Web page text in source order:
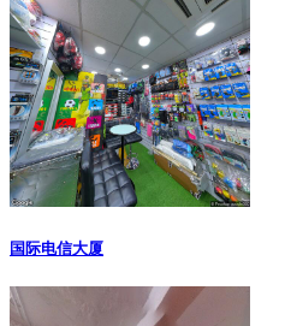
国际电信大厦